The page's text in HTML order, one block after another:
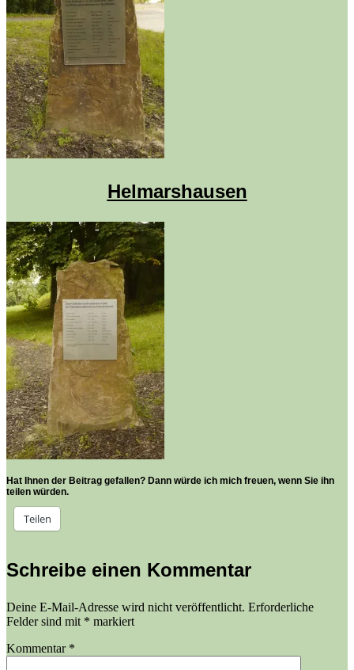
Helmarshausen
Hat Ihnen der Beitrag gefallen? Dann würde ich mich freuen, wenn Sie ihn
teilen würden.
Teilen
Schreibe einen Kommentar
Deine E-Mail-Adresse wird nicht veröffentlicht. Erforderliche
Felder sind mit * markiert
Kommentar *